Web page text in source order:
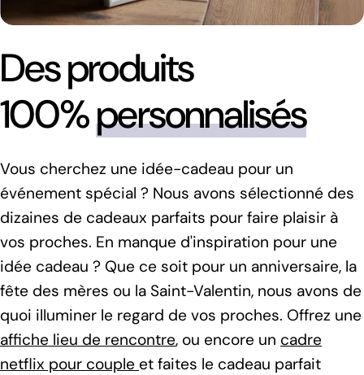
Des produits
100%personnalisés
Vous cherchez une idée-cadeau pour un
événement spécial ? Nous avons sélectionné des
dizaines de cadeaux parfaits pour faire plaisir à
vos proches. En manque d'inspiration pour une
idée cadeau ? Que ce soit pour un anniversaire, la
fête des mères ou la Saint-Valentin, nous avons de
quoi illuminer le regard de vos proches. Offrez une
affiche lieu de rencontre, ou encore un cadre
netflix pour couple et faites le cadeau parfait